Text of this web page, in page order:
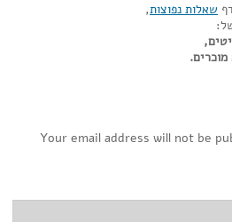
שאלות נפוצות,
Your email address will not be